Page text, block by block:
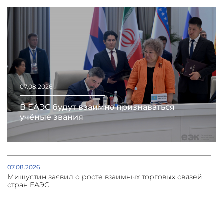
07.08.2026
В ЕАЭС будут взаимно признаваться
учёные звания
07.08.2026
Мишустин заявил о росте взаимных торговых связей
стран ЕАЭС